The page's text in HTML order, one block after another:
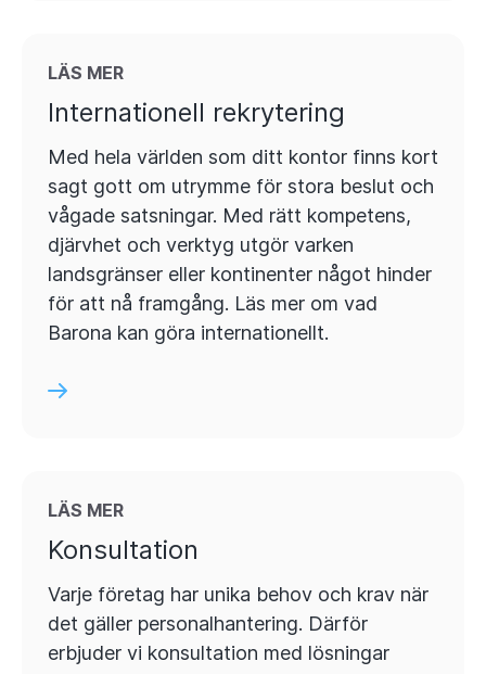
LÄS MER
Internationell rekrytering
Med hela världen som ditt kontor finns kort
sagt gott om utrymme för stora beslut och
vågade satsningar. Med rätt kompetens,
djärvhet och verktyg utgör varken
landsgränser eller kontinenter något hinder
för att nå framgång. Läs mer om vad
Barona kan göra internationellt.
LÄS MER
Konsultation
Varje företag har unika behov och krav när
det gäller personalhantering. Därför
erbjuder vi konsultation med lösningar